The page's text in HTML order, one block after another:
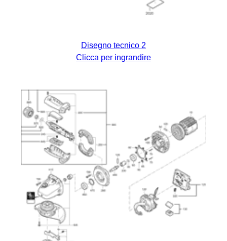
Disegno tecnico 2
Clicca per ingrandire